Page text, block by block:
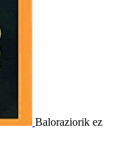
Baloraziorik ez